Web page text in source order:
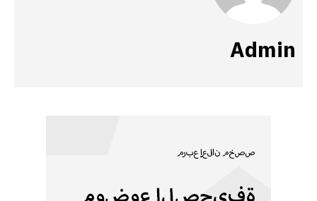
Admin